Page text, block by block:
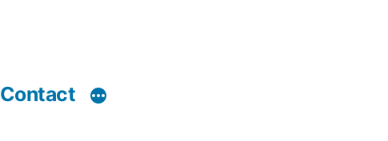
Contact